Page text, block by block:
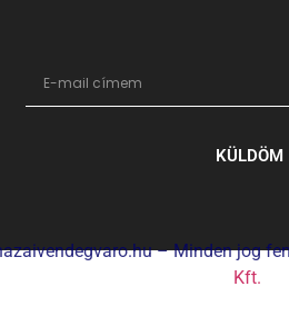
KÜLDÖM
– Minden jog
Kft.